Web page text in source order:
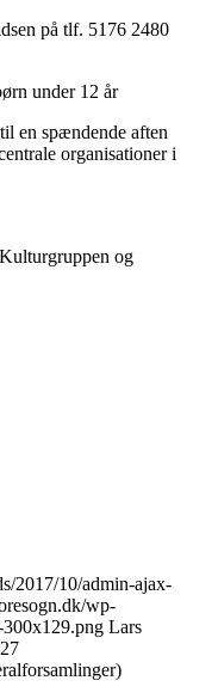
på tlf. 5176 2480
under 12 år
en spændende aften
organisationer i
og
2017/10/admin-ajax-
wp-
Lars